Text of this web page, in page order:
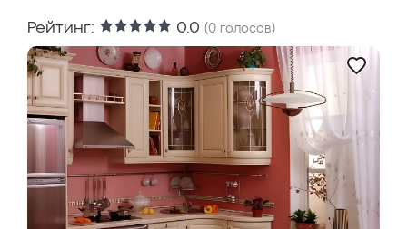
Рейтинг: 0.0 (0 голосов)